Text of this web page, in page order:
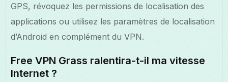
GPS, révoquez les permissions de localisation des
applications ou utilisez les paramètres de localisation
d’Android en complément du VPN.
Free VPN Grass ralentira-t-il ma vitesse
Internet ?